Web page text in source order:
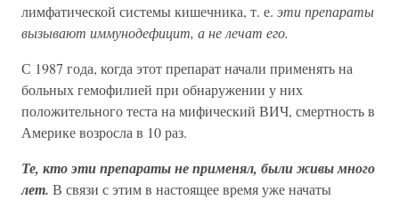
лимфатической системы кишечника, т. е. эти препараты
вызывают иммунодефицит, а не лечат его.
С 1987 года, когда этот препарат начали применять на
больных гемофилией при обнаружении у них
положительного теста на мифический ВИЧ, смертность в
Америке возросла в 10 раз.
Те, кто эти препараты не применял, были живы много
лет. В связи с этим в настоящее время уже начаты